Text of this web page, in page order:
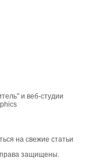
и веб-студии
на свежие статьи
защищены.